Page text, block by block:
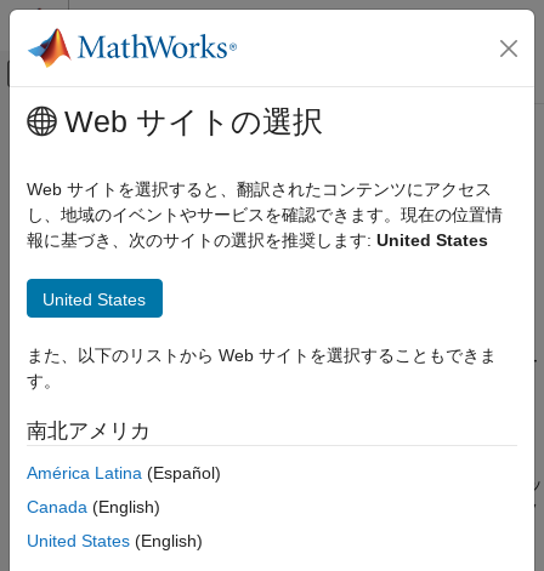
コンテンツへスキップ
オフキャンバス ナビゲーション メ
ドキュメンテーションのホーム
Embedded Coder
コードとツールのカスタマイズ
タマイズ
コード生成のコンフィギュレーション セット
ワークスペース変数
説明
依存関係
プログラムでの使用
メインコンテンツ
ワークスペース変数
実行時間の測定値のワークスペース変数
説明
測定値を収集し、実行プロファイルの表示と解析を許可するワー
クスペース変数を指定します。
依存関係
このパラメーターは、[タスク実行時間を計測する]
チェック ボッ
クスをオンにした場合にのみ指定できます。それ以外の場合はフ
ィールドがグレー表示になります。
Web サイトの選択
Web サイトを選択すると、翻訳されたコンテンツにアクセス
し、地域のイベントやサービスを確認できます。現在の位置情
報に基づき、次のサイトの選択を推奨します: United States
United States
また、以下のリストから Web サイトを選択することもできま
す。
南北アメリカ
América Latina (Español)
Canada (English)
United States (English)